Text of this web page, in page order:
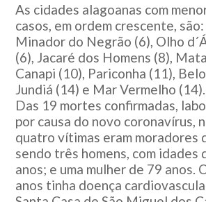
As cidades alagoanas com
casos, em ordem crescente,
Minador do Negrão (6), Olho
(6), Jacaré dos Homens (8),
Canapi (10), Pariconha (11),
Jundiá (14) e Mar Vermelho (14).
Das 19 mortes confirmadas,
por causa do novo coronavírus,
quatro vítimas eram moradores
sendo três homens, com idades
anos; e uma mulher de 79 anos.
anos tinha doença